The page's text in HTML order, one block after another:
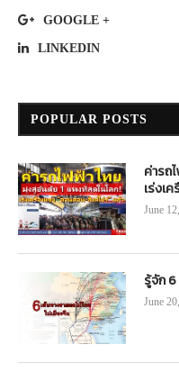
GOOGLE +
LINKEDIN
POPULAR POSTS
ค่ารถ
เร่งเ
June
รู้จัก
June